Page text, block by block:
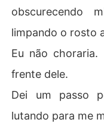
obscurecendo
limpando o rosto
Eu não choraria.
frente dele.
Dei um passo
lutando para me